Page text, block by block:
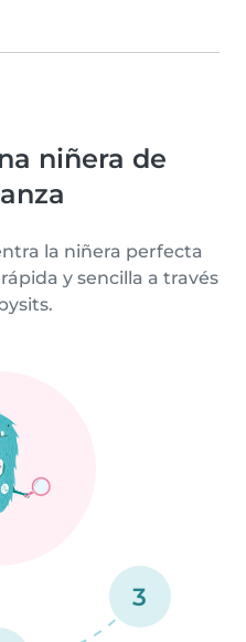
niñera de
la niñera perfecta
y sencilla a través
3